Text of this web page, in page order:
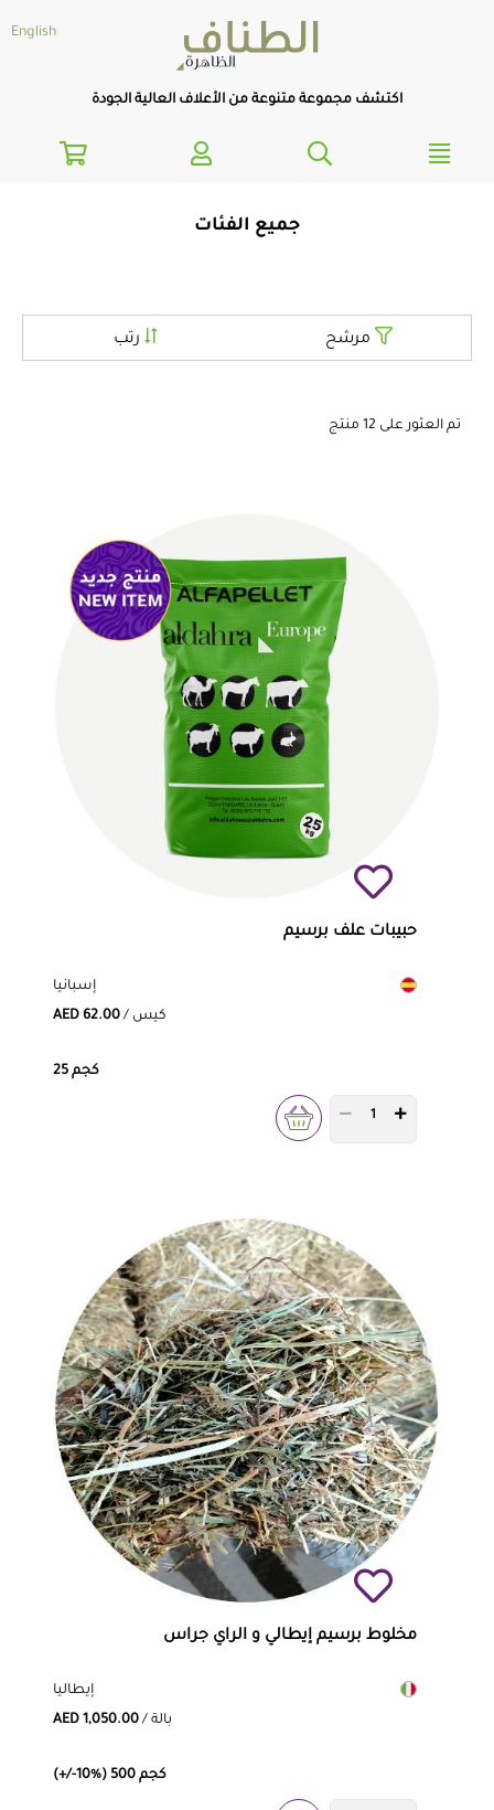
اكتشف مجموعة متنوعة من الأعلاف العالية الجودة
English
جميع الفئات
مرشح رتب
تم العثور على 12 منتج
حبيبات علف برسيم
إسبانيا
AED 62.00
/ كيس
25 كجم
PRODUCT QUANTITY
مخلوط برسيم إيطالي و الراي جراس
إيطاليا
AED 1,050.00
/ بالة
(+/-10%) 500 كجم